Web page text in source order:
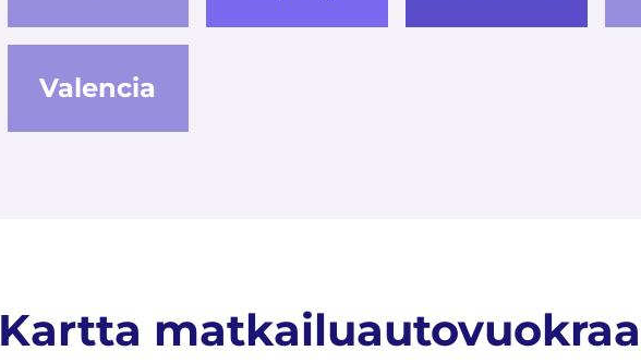
Valencia
Kartta